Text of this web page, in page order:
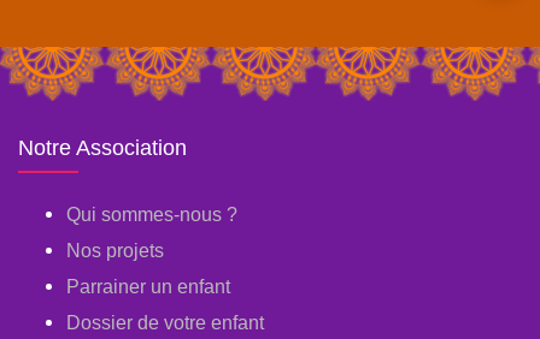
Notre Association
Qui sommes-nous ?
Nos projets
Parrainer un enfant
Dossier de votre enfant